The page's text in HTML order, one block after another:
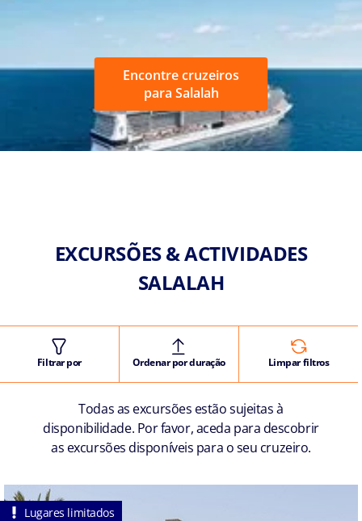
Encontre cruzeiros
para Salalah
EXCURSÕES & ACTIVIDADES
SALALAH
Filtrar por Ordenar por duração Limpar filtros
Todas as excursões estão sujeitas à
disponibilidade. Por favor, aceda para descobrir
as excursões disponíveis para o seu cruzeiro.
Lugares limitados